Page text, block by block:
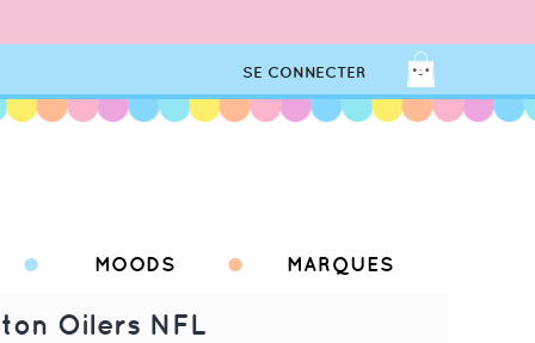
SE CONNECTER
MOODS MARQUES
Oilers NFL